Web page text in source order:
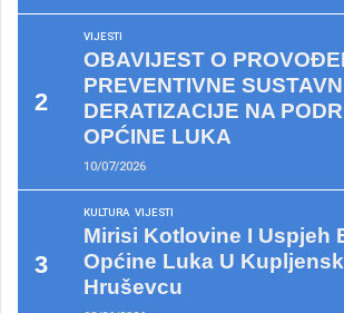
VIJESTI
OBAVIJEST O
PREVENTIVNE
DERATIZACIJE NA
OPĆINE LUKA
10/07/2026
KULTURA VIJESTI
Mirisi Kotlovine I Uspjeh
Općine Luka U
Hruševcu